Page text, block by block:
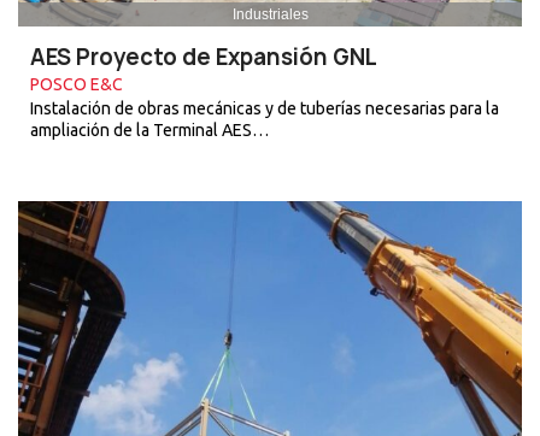
Industriales
AES Proyecto de Expansión GNL
POSCO E&C
Instalación de obras mecánicas y de tuberías necesarias para la
ampliación de la Terminal AES…